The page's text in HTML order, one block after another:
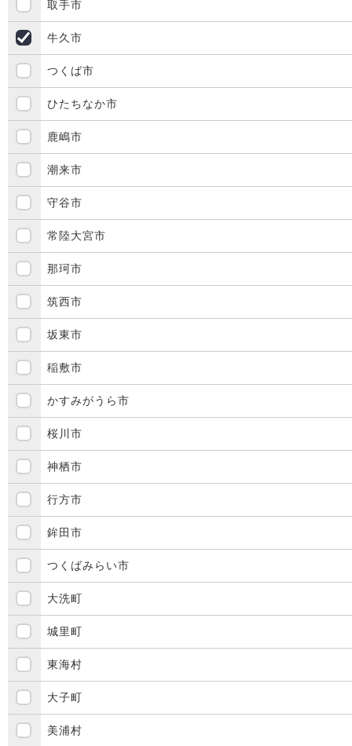
取手市
牛久市
つくば市
ひたちなか市
鹿嶋市
潮来市
守谷市
常陸大宮市
那珂市
筑西市
坂東市
稲敷市
かすみがうら市
桜川市
神栖市
行方市
鉾田市
つくばみらい市
大洗町
城里町
東海村
大子町
美浦村